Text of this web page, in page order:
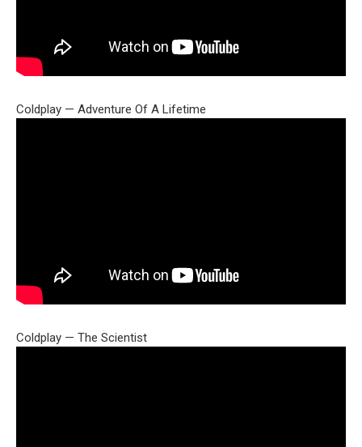
Coldplay — Adventure Of A Lifetime
Coldplay — The Scientist